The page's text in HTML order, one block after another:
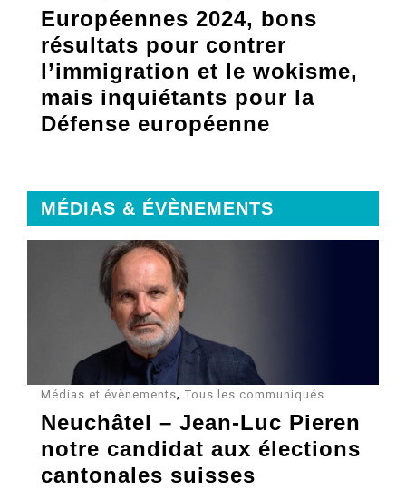
Européennes 2024, bons
résultats pour contrer
l’immigration et le wokisme,
mais inquiétants pour la
Défense européenne
MÉDIAS & ÉVÈNEMENTS
Médias et évènements, Tous les communiqués
Neuchâtel – Jean-Luc Pieren
notre candidat aux élections
cantonales suisses